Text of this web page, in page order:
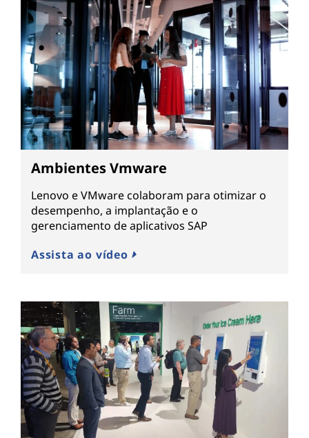
Ambientes Vmware
Lenovo e VMware colaboram para otimizar o
desempenho, a implantação e o
gerenciamento de aplicativos SAP
Assista ao vídeo